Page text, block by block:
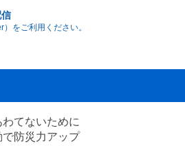
をご利用ください。
てないために
防災力アップ